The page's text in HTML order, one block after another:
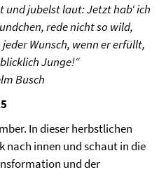
jubelst laut: Jetzt hab‘ ich
rede nicht so wild,
Wunsch, wenn er erfüllt,
Junge!“
Busch
In dieser herbstlichen
nach innen und schaut in die
und der